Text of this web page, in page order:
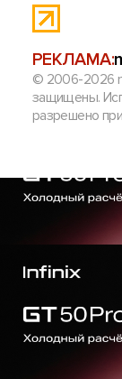
РЕКЛАМА:
© 2006-2026
защищены.
разрешено